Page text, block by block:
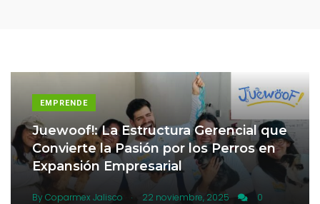
EMPRENDE
Juewoof!: La Estructura Gerencial que
Convierte la Pasión por los Perros en
Expansión Empresarial
By Coparmex Jalisco . 22 noviembre, 2025
0